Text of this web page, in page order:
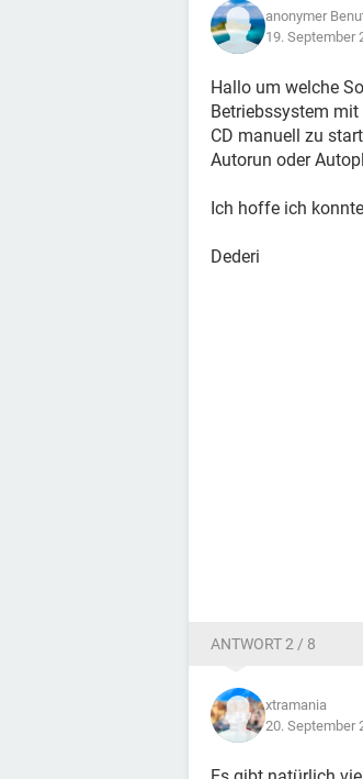
anonymer
19. September
Hallo um welche
Betriebssystem
CD manuell zu
Autorun oder
Ich hoffe ich
Dederi
ANTWORT 2 / 8
xtramania
20. September